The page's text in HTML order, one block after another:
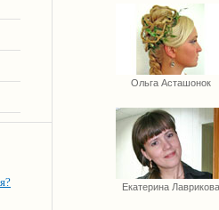
Ольга Асташонок
Екатерина Лаврикова